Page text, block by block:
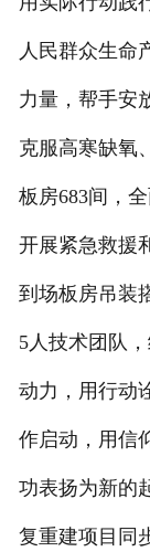
人民群众生命
力量，帮手安
克服高寒缺氧
板房683间，
开展紧急救援
到场板房吊装
5人技术团队
动力，用行动
作启动，用信
功表扬为新的
复重建项目同